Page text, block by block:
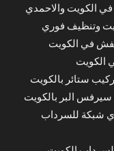
الكويت والاحمدي
وتنظيف فوري
في الكويت
الكويت
ستائر بالكويت
البر بالكويت
شبكة للسرداب